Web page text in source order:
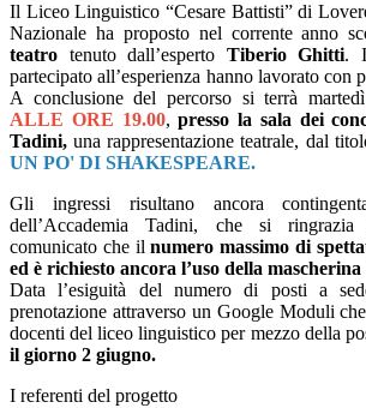
Il Liceo Linguistico “Cesare Battisti” di
Nazionale ha proposto nel corrente anno
teatro tenuto dall’esperto Tiberio Ghitti. I
partecipato all’esperienza hanno lavorato con
A conclusione del percorso si terrà martedì
ALLE ORE 19.00,presso la sala dei
Tadini, una rappresentazione teatrale, dal
UN PO' DI SHAKESPEARE.
Gli ingressi risultano ancora
dell’Accademia Tadini, che si
comunicato che ilnumero massimo di
ed è richiesto ancora l’uso della
Data l’esiguità del numero di posti a
prenotazione attraverso un Google Moduli
docenti del liceo linguistico per mezzo della
il giorno 2 giugno.
I referenti del progetto